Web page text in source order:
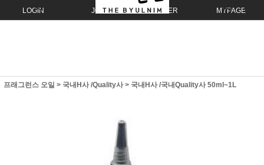
LOGIN JOIN ORDER MYPAGE
프래그런스 오일 > 국내H사 /Quality사> 국내H사 /국내Quality사 50ml~1L